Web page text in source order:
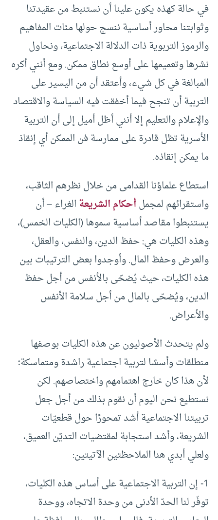
في حالة كهذه يكون علينا أن نستنبط من عقيدتنا
وثوابتنا محاور أساسية ننسج حولها مئات المفاهيم
والرموز التربوية ذات الدلالة الاجتماعية، ونحاول
نشرها وتعميمها على أوسع نطاق ممكن. ومع أنني أكره
المبالغة في كل شيء، وأعتقد أن من اليسير على
التربية أن تنجح فيما أخفقت فيه السياسة والاقتصاد
والإعلام والتعليم إلا أنني أظل أميل إلى أن التربية
الأسرية تظل قادرة على ممارسة فن الممكن أي إنقاذ
ما يمكن إنقاذه.
استطاع علماؤنا القدامى من خلال نظرهم الثاقب،
واستقرائهم لمجملأحكام الشريعةالغراء – أن
يستنبطوا مقاصد أساسية سموها (الكليات الخمس)،
وهذه الكليات هي: حفظ الدين، والنفس، والعقل،
والعرض وحفظ المال. وأوجدوا بعض الترتيبات بين
هذه الكليات، حيث يُضحّى بالأنفس من أجل حفظ
الدين، ويُضحّى بالمال من أجل سلامة الأنفس
والأعراض.
ولم يتحدث الأصوليون عن هذه الكليات بوصفها
منطلقات وأسسًا لتربية اجتماعية راشدة ومتماسكة؛
لأن هذا كان خارج اهتمامهم واختصاصهم. لكن
نستطيع نحن اليوم أن نقوم بذلك من أجل جعل
تربيتنا الاجتماعية أشد تمحورًا حول قطعيّات
الشريعة، وأشد استجابة لمقتضيات التديّن العميق،
ولعلي أبدي هنا الملاحظتين الآتيتين:
1- إن التربية الاجتماعية على أساس هذه الكليات،
توفّر لنا الحدّ الأدنى من وحدة الاتجاه، ووحدة